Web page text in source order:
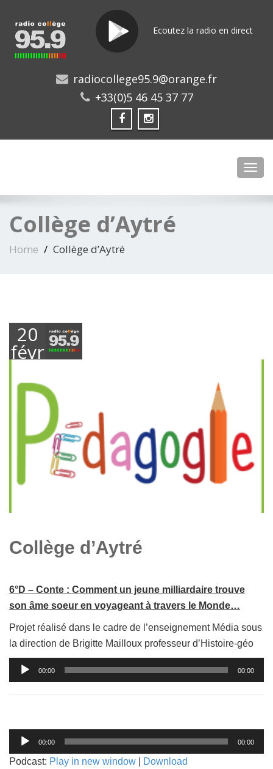
Ecoutez la radio en direct
radiocollege95.9@orange.fr
+33(0)5 46 45 37 77
Collège d’Aytré
Home Collège d’Aytré
20
février
Collège d’Aytré
6°D – Conte : Comment un jeune milliardaire trouve
son âme soeur en voyageant à travers le Monde…
Projet réalisé dans le cadre de l’enseignement Média sous
la direction de Brigitte Mailloux professeur d’Histoire-géo
Lecteur
audio
00:00 00:00
Lecteur
audio
00:00 00:00
Podcast: Play in new window Download